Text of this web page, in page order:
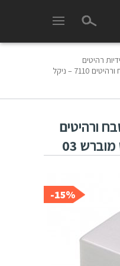
ידיות רהיטים
ידיות כפתור למטבח ורהיטים 7110 – ניקל
ורהיטים
15%-